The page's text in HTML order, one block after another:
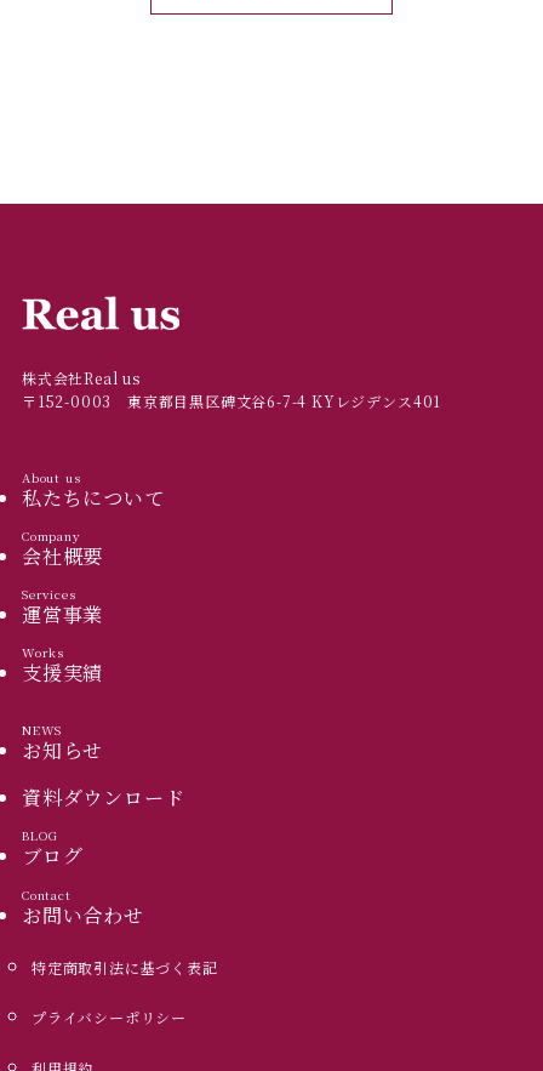
株式会社Real us
〒152-0003 東京都目黒区碑文谷6-7-4 KYレジデンス401
私たちについて
About us
会社概要
Company
運営事業
Services
支援実績
Works
お知らせ
NEWS
資料ダウンロード
ブログ
BLOG
お問い合わせ
Contact
特定商取引法に基づく表記
プライバシーポリシー